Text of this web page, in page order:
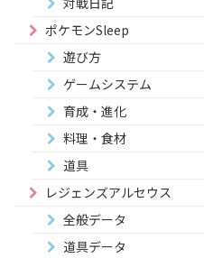
ポケモンSleep
遊び方
ゲームシステム
育成・進化
料理・食材
道具
レジェンズアルセウス
全般データ
道具データ